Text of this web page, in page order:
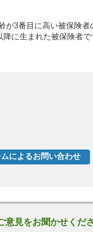
3番目に高い被保険
に生まれた被保険者で
意見をお聞かせくだ